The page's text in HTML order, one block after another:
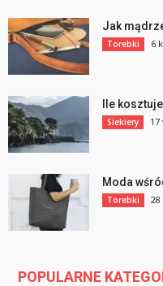
Jak
Torebki 6
Ile
Siekiery 17
Moda
Torebki 28
POPULARNE